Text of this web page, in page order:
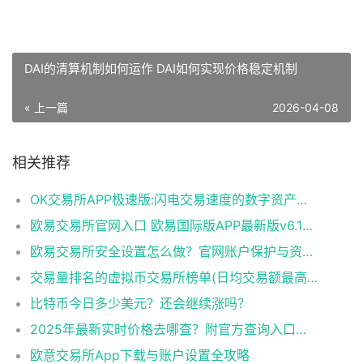
DAI的清算机制如何运作 DAI如何实现价格稳定机制
« 上一篇 2026-04-08
相关推荐
OK交易所APP极速版:闪电交易速度的数字资产平台​
欧易交易所官网入口 欧易国际版APP最新版v6.144.0下载与使用指南
欧易交易所安全设置怎么做？官网账户保护与资产防盗完整教程
交易量排名的虚拟币交易所榜单(日均交易额最高的10家平台)
比特币今日多少美元？还会继续涨吗？​
2025年最新实时价格去哪查？附官方查询入口与走势图！​
欧意交易所App下载与账户设置全攻略